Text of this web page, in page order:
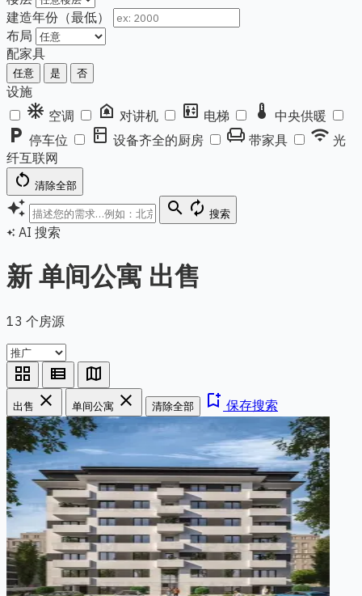
建造年份（最低）
布局
配家具
任意 是 否
设施
ac_unit 空调 doorbell 对讲机 elevator 电梯 thermostat 中央供暖
local_parking 停车位 kitchen 设备齐全的厨房 chair 带家具 wifi 光
纤互联网
restart_alt 清除全部
auto_awesome search autorenew 搜索
auto_awesome AI 搜索
新 单间公寓 出售
13 个房源
grid_view view_list map
出售 close 单间公寓 close 清除全部 bookmark_add 保存搜索